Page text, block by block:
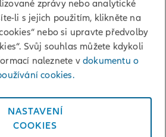
08:00-17:00
08:00-17:00
08:00-17:00
zprávy nebo analytické
li s jejich použitím, klikněte na
nebo si upravte předvolby
Svůj souhlas můžete kdykoli
naleznete v dokumentu o
cookies.
NASTAVENÍ
COOKIES